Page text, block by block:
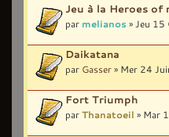
Jeu à la Heroes of
par melianos» Jeu
Daikatana
par Gasser» Mer 24
Fort Triumph
parThanatoeil » Mar